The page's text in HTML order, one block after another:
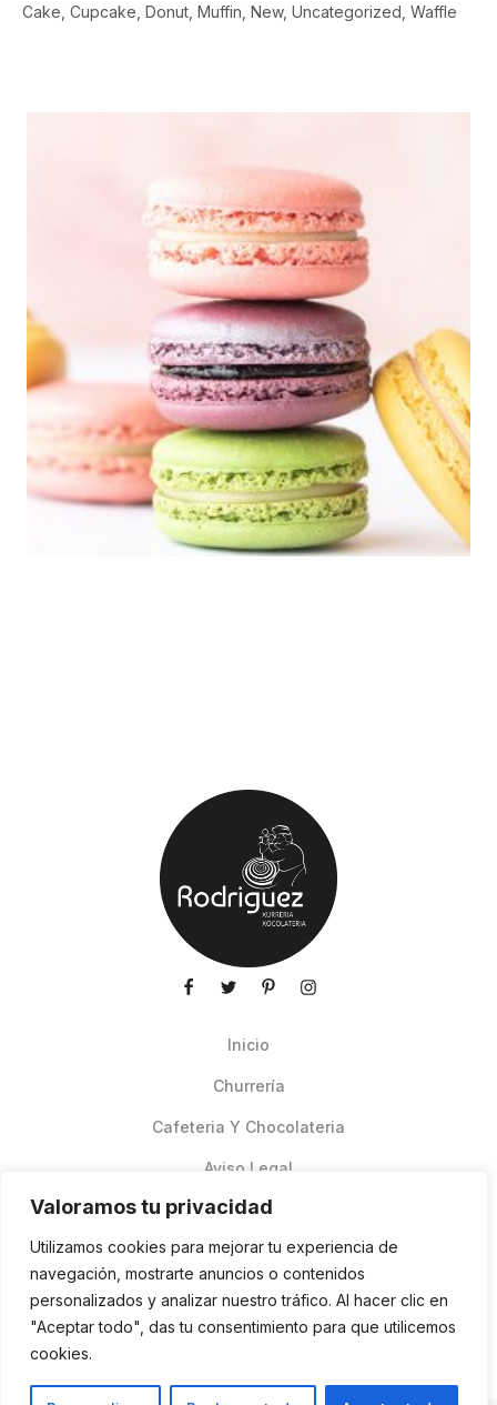
Valoramos tu privacidad
Utilizamos cookies para mejorar tu experiencia de
navegación, mostrarte anuncios o contenidos
personalizados y analizar nuestro tráfico. Al hacer clic en
"Aceptar todo", das tu consentimiento para que utilicemos
cookies.
Cake Cupcake Donut Muffin New Uncategorized Waffle
Inicio
Churrería
Cafeteria Y Chocolateria
Aviso Legal
Pedidos Online Glovo
Contacto